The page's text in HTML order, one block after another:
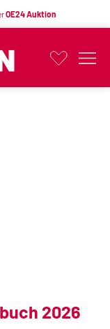
OE24 Auktion
2026